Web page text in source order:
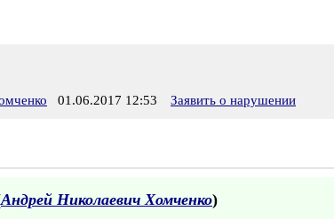
01.06.2017 12:53 Заявить о нарушении
Андрей Николаевич Хомченко)